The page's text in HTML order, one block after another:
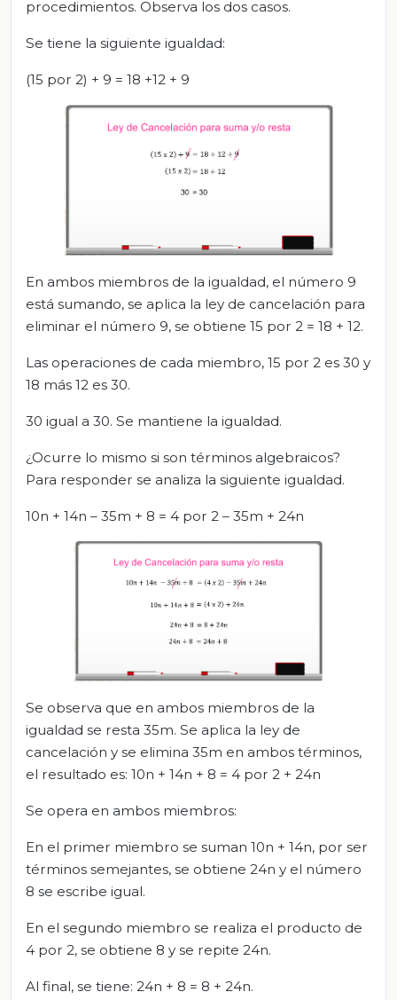
procedimientos. Observa los dos casos.
Se tiene la siguiente igualdad:
(15 por 2) + 9 = 18 +12 + 9
En ambos miembros de la igualdad, el número 9
está sumando, se aplica la ley de cancelación para
eliminar el número 9, se obtiene 15 por 2 = 18 + 12.
Las operaciones de cada miembro, 15 por 2 es 30 y
18 más 12 es 30.
30 igual a 30. Se mantiene la igualdad.
¿Ocurre lo mismo si son términos algebraicos?
Para responder se analiza la siguiente igualdad.
10n + 14n – 35m + 8 = 4 por 2 – 35m + 24n
Se observa que en ambos miembros de la
igualdad se resta 35m. Se aplica la ley de
cancelación y se elimina 35m en ambos términos,
el resultado es: 10n + 14n + 8 = 4 por 2 + 24n
Se opera en ambos miembros:
En el primer miembro se suman 10n + 14n, por ser
términos semejantes, se obtiene 24n y el número
8 se escribe igual.
En el segundo miembro se realiza el producto de
4 por 2, se obtiene 8 y se repite 24n.
Al final, se tiene: 24n + 8 = 8 + 24n.